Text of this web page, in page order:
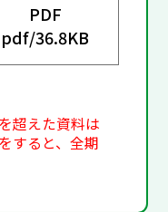
PDF
pdf/36.8KB
超えた資料は
をすると、全期